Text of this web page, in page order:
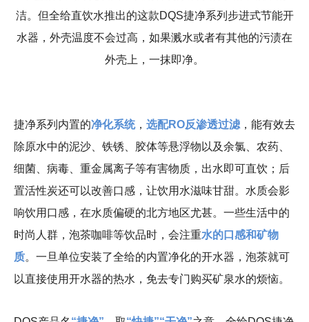
洁。但全给直饮水推出的这款DQS捷净系列步进式节能开
水器，外壳温度不会过高，如果溅水或者有其他的污渍在
外壳上，一抹即净。
捷净系列内置的净化系统， 选配RO反渗透过滤 ，能有效去
除原水中的泥沙、铁锈、胶体等悬浮物以及余氯、农药、
细菌、病毒、重金属离子等有害物质，出水即可直饮；后
置活性炭还可以改善口感，让饮用水滋味甘甜。水质会影
响饮用口感，在水质偏硬的北方地区尤甚。一些生活中的
时尚人群，泡茶咖啡等饮品时，会注重水的口感和矿物
质。一旦单位安装了全给的内置净化的开水器，泡茶就可
以直接使用开水器的热水，免去专门购买矿泉水的烦恼。